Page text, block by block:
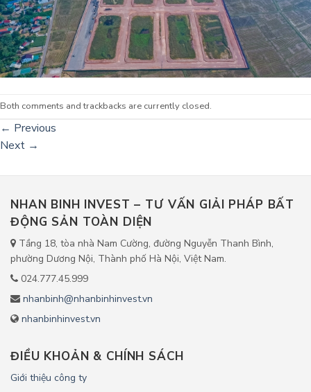
Both comments and trackbacks are currently closed.
← Previous
Next →
NHAN BINH INVEST – TƯ VẤN GIẢI PHÁP BẤT
ĐỘNG SẢN TOÀN DIỆN
Tầng 18, tòa nhà Nam Cường, đường Nguyễn Thanh Bình,
phường Dương Nội, Thành phố Hà Nội, Việt Nam.
024.777.45.999
nhanbinh@nhanbinhinvest.vn
nhanbinhinvest.vn
ĐIỀU KHOẢN & CHÍNH SÁCH
Giới thiệu công ty